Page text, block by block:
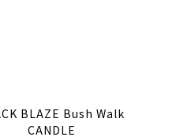
BLAZE Bush Walk
CANDLE